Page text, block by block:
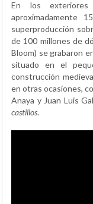
En los
aproximadamente
superproducción
de 100 millones de
Bloom) se grabaron
situado en el
construcción
en otras ocasiones,
Anaya y Juan Luis
castillos.